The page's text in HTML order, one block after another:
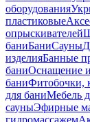
оборудования
пластиковые
опрыскивателей
баниБаниСауны
изделияБанные
баниОснащение
баниФитобочки,
для баниМебель
сауныЭфирные
гидромассажем